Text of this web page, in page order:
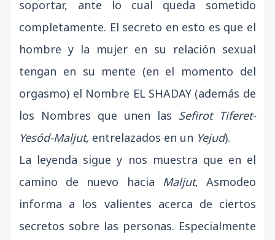
soportar, ante lo cual queda sometido
completamente. El secreto en esto es que el
hombre y la mujer en su relación sexual
tengan en su mente (en el momento del
orgasmo) el Nombre EL SHADAY (además de
los Nombres que unen las Sefirot Tiferet-
Yesód-Maljut, entrelazados en un Yejud).
La leyenda sigue y nos muestra que en el
camino de nuevo hacia Maljut, Asmodeo
informa a los valientes acerca de ciertos
secretos sobre las personas. Especialmente